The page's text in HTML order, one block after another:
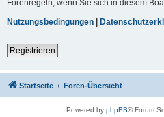
Forenregeln, wenn Sie sich in diesem
Nutzungsbedingungen |
Registrieren
Startseite Foren-Übersicht
Powered by phpBB® Forum